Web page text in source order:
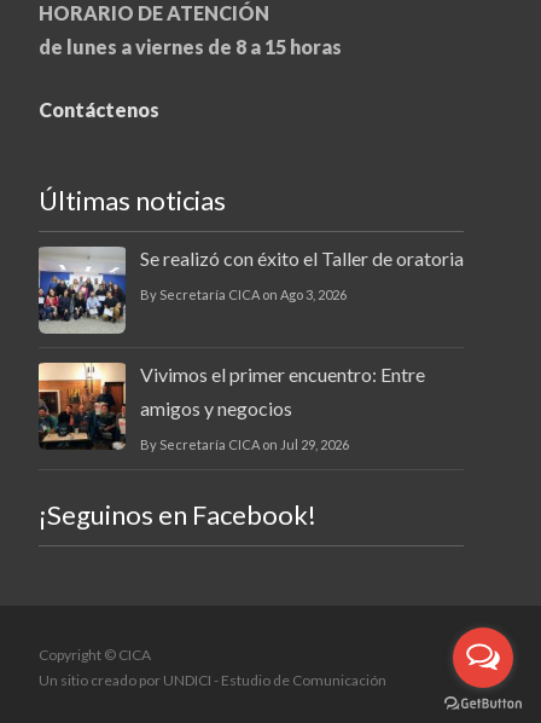
HORARIO DE ATENCIÓN
de lunes a viernes de 8 a 15 horas
Contáctenos
Últimas noticias
Se realizó con éxito el Taller de oratoria
By Secretaría CICA on Ago 3, 2026
Vivimos el primer encuentro: Entre
amigos y negocios
By Secretaría CICA on Jul 29, 2026
¡Seguinos en Facebook!
Copyright © CICA
Un sitio creado por UNDICI - Estudio de Comunicación